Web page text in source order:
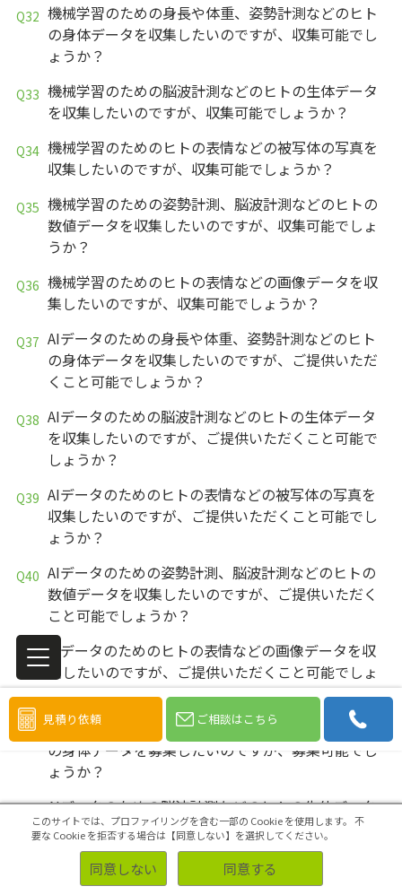
機械学習のための身長や体重、姿勢計測などのヒト
の身体データを収集したいのですが、収集可能でし
ょうか？
機械学習のための脳波計測などのヒトの生体データ
を収集したいのですが、収集可能でしょうか？
機械学習のためのヒトの表情などの被写体の写真を
収集したいのですが、収集可能でしょうか？
機械学習のための姿勢計測、脳波計測などのヒトの
数値データを収集したいのですが、収集可能でしょ
うか？
機械学習のためのヒトの表情などの画像データを収
集したいのですが、収集可能でしょうか？
AIデータのための身長や体重、姿勢計測などのヒト
の身体データを収集したいのですが、ご提供いただ
くこと可能でしょうか？
AIデータのための脳波計測などのヒトの生体データ
を収集したいのですが、ご提供いただくこと可能で
しょうか？
AIデータのためのヒトの表情などの被写体の写真を
収集したいのですが、ご提供いただくこと可能でし
ょうか？
AIデータのための姿勢計測、脳波計測などのヒトの
数値データを収集したいのですが、ご提供いただく
こと可能でしょうか？
AIデータのためのヒトの表情などの画像データを収
集したいのですが、ご提供いただくこと可能でしょ
うか？
AIデータのための身長や体重、姿勢計測などのヒト
の身体データを募集したいのですが、募集可能でし
ょうか？
AIデータのための脳波計測などのヒトの生体データ
を募集したいのですが、募集可能でしょうか？
AIデータのためのヒトの表情などの被写体の写真を
募集したいのですが、募集可能でしょうか？
見積り依頼 ご相談はこちら
このサイトでは、プロファイリングを含む一部の Cookie を使用します。 不
要な Cookie を拒否する場合は【同意しない】を選択してください。
同意しない 同意する